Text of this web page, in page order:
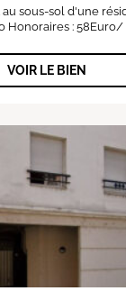
sous-sol d'une
Honoraires : 58Euro/
VOIR LE BIEN